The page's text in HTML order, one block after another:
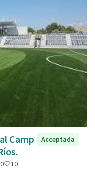
Camp
Acceptada
0 10